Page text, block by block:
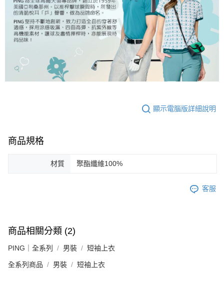
顯示電腦版詳細說明
商品規格
材質 聚酯纖維100%
客服
商品相關分類 (2)
PING｜全系列 男裝 短袖上衣
全系列商品 男裝 短袖上衣